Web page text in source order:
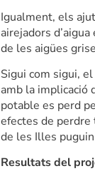
Igualment, els
airejadors
de les aigües
Sigui com sigui,
amb la implicació
potable es perd
efectes de perdre
de les Illes
Resultats del